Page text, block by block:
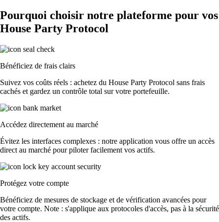
Pourquoi choisir notre plateforme pour vos
House Party Protocol
Bénéficiez de frais clairs
Suivez vos coûts réels : achetez du House Party Protocol sans frais
cachés et gardez un contrôle total sur votre portefeuille.
Accédez directement au marché
Évitez les interfaces complexes : notre application vous offre un accès
direct au marché pour piloter facilement vos actifs.
Protégez votre compte
Bénéficiez de mesures de stockage et de vérification avancées pour
votre compte. Note : s'applique aux protocoles d'accès, pas à la sécurité
des actifs.